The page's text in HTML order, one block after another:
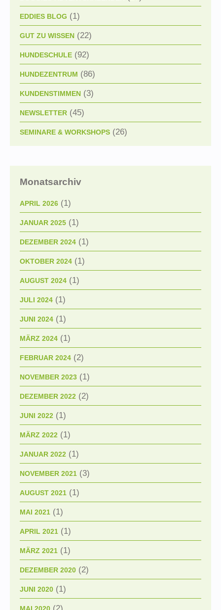
EDDIES BLOG (1)
GUT ZU WISSEN (22)
HUNDESCHULE (92)
HUNDEZENTRUM (86)
KUNDENSTIMMEN (3)
NEWSLETTER (45)
SEMINARE & WORKSHOPS (26)
Monatsarchiv
APRIL 2026 (1)
JANUAR 2025 (1)
DEZEMBER 2024 (1)
OKTOBER 2024 (1)
AUGUST 2024 (1)
JULI 2024 (1)
JUNI 2024 (1)
MÄRZ 2024 (1)
FEBRUAR 2024 (2)
NOVEMBER 2023 (1)
DEZEMBER 2022 (2)
JUNI 2022 (1)
MÄRZ 2022 (1)
JANUAR 2022 (1)
NOVEMBER 2021 (3)
AUGUST 2021 (1)
MAI 2021 (1)
APRIL 2021 (1)
MÄRZ 2021 (1)
DEZEMBER 2020 (2)
JUNI 2020 (1)